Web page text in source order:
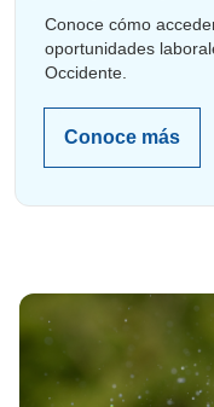
Conoce cómo
oportunidades
Occidente.
Conoce más